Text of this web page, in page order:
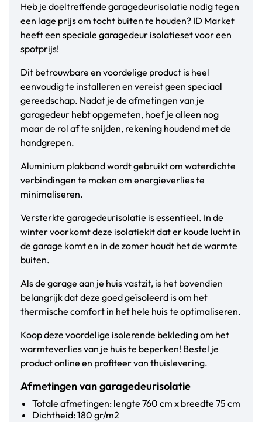
Heb je doeltreffende garagedeurisolatie nodig tegen
een lage prijs om tocht buiten te houden? ID Market
heeft een speciale garagedeur isolatieset voor een
spotprijs!
Dit betrouwbare en voordelige product is heel
eenvoudig te installeren en vereist geen speciaal
gereedschap. Nadat je de afmetingen van je
garagedeur hebt opgemeten, hoef je alleen nog
maar de rol af te snijden, rekening houdend met de
handgrepen.
Aluminium plakband wordt gebruikt om waterdichte
verbindingen te maken om energieverlies te
minimaliseren.
Versterkte garagedeurisolatie is essentieel. In de
winter voorkomt deze isolatiekit dat er koude lucht in
de garage komt en in de zomer houdt het de warmte
buiten.
Als de garage aan je huis vastzit, is het bovendien
belangrijk dat deze goed geïsoleerd is om het
thermische comfort in het hele huis te optimaliseren.
Koop deze voordelige isolerende bekleding om het
warmteverlies van je huis te beperken! Bestel je
product online en profiteer van thuislevering.
Afmetingen van garagedeurisolatie
Totale afmetingen: lengte 760 cm x breedte 75 cm
Dichtheid: 180 gr/m2